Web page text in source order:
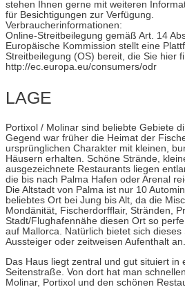
stehen Ihnen gerne mit weiteren
für Besichtigungen zur Verfügung.
Verbraucherinformationen:
Online-Streitbeilegung gemäß Art. 14
Europäische Kommission stellt eine
Streitbeilegung (OS) bereit, die Sie hier
http://ec.europa.eu/consumers/odr
LAGE
Portixol / Molinar sind beliebte Gebiete
Gegend war früher die Heimat der
ursprünglichen Charakter mit kleinen,
Häusern erhalten. Schöne Strände,
ausgezeichnete Restaurants liegen
die bis nach Palma Hafen oder Arenal
Die Altstadt von Palma ist nur 10
beliebtes Ort bei Jung bis Alt, da die
Mondänität, Fischerdorfflair, Stränden,
Stadt/Flughafennähe diesen Ort so
auf Mallorca. Natürlich bietet sich
Aussteiger oder zeitweisen Aufenthalt an.
Das Haus liegt zentral und gut situiert in
Seitenstraße. Von dort hat man
Molinar, Portixol und den schönen